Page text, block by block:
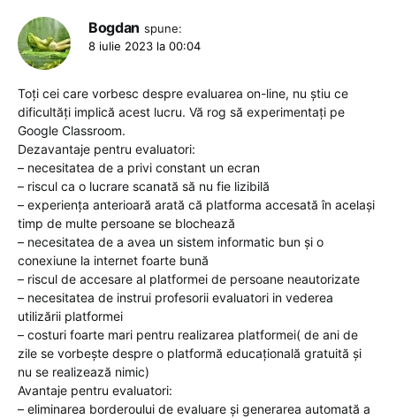
Bogdan spune:
8 iulie 2023 la 00:04
Toți cei care vorbesc despre evaluarea on-line, nu știu ce
dificultăți implică acest lucru. Vă rog să experimentați pe
Google Classroom.
Dezavantaje pentru evaluatori:
– necesitatea de a privi constant un ecran
– riscul ca o lucrare scanată să nu fie lizibilă
– experiența anterioară arată că platforma accesată în același
timp de multe persoane se blochează
– necesitatea de a avea un sistem informatic bun și o
conexiune la internet foarte bună
– riscul de accesare al platformei de persoane neautorizate
– necesitatea de instrui profesorii evaluatori in vederea
utilizării platformei
– costuri foarte mari pentru realizarea platformei( de ani de
zile se vorbește despre o platformă educațională gratuită și
nu se realizează nimic)
Avantaje pentru evaluatori:
– eliminarea borderoului de evaluare și generarea automată a